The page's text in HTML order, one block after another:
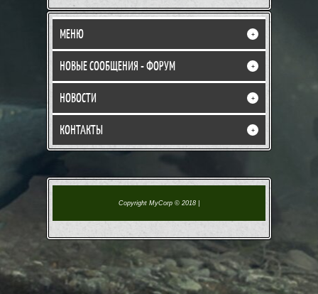
МЕНЮ +
НОВЫЕ СООБЩЕНИЯ - ФОРУМ +
НОВОСТИ +
КОНТАКТЫ +
Copyright MyCorp © 2018